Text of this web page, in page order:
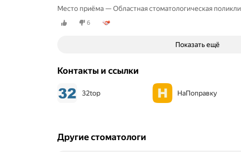
Место приёма — Областная стоматологическая
6
Показать ещё
Контакты и ссылки
32top НаПоправку
Другие стоматологи